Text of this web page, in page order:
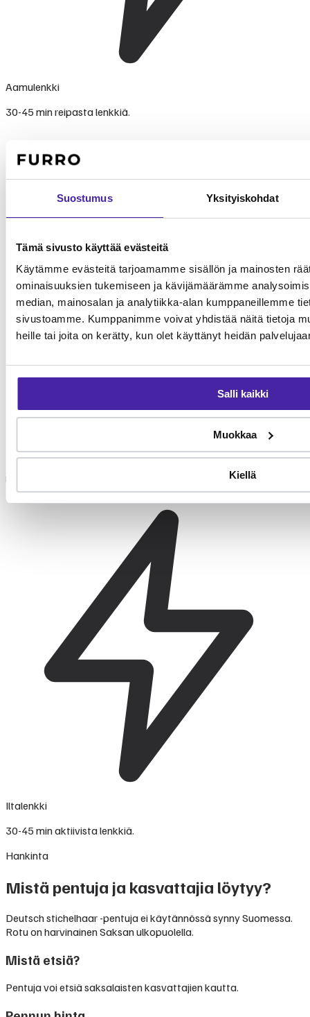
Suostumus Yksityiskohdat
Tämä sivusto käyttää evästeitä
Käytämme evästeitä tarjoamamme sisällön ja mainosten
ominaisuuksien tukemiseen ja kävijämäärämme
median, mainosalan ja analytiikka-alan kumppaneillemme
sivustoamme. Kumppanimme voivat yhdistää näitä tietoja
heille tai joita on kerätty, kun olet käyttänyt heidän
Salli kaikki
Muokkaa
Kiellä
Aamulenkki
30-45 min reipasta lenkkiä.
rutiininomaisesti, vaan vain tarvittaessa eläinlääkärin ohjeella.
Iltalenkki
30-45 min aktiivista lenkkiä.
Hankinta
Mistä pentuja ja kasvattajia löytyy?
Deutsch stichelhaar -pentuja ei käytännössä synny Suomessa.
Rotu on harvinainen Saksan ulkopuolella.
Mistä etsiä?
Pentuja voi etsiä saksalaisten kasvattajien kautta.